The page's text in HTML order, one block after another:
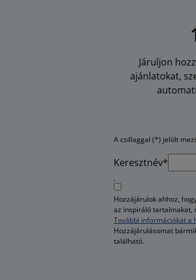
Járuljon
ajánlatokat,
A csillaggal (*) jelölt
Keresztnév*
Hozzájárulok ahhoz,
az inspiráló tartalmakat,
További információkat a
Hozzájárulásomat
található.